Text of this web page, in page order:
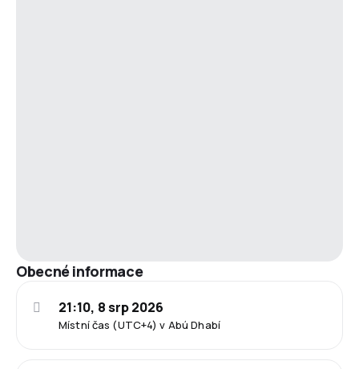
Obecné informace
Místní čas (UTC+4) v Abú Dhabí
21:10, 8 srp 2026